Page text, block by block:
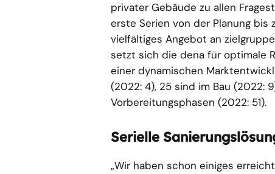
privater Gebäude zu allen
erste Serien von der Planung
vielfältiges Angebot an
setzt sich die dena für optimale
einer dynamischen
(2022: 4), 25 sind im Bau (2022:
Vorbereitungsphasen (2022: 51).
Serielle
„Wir haben schon einiges